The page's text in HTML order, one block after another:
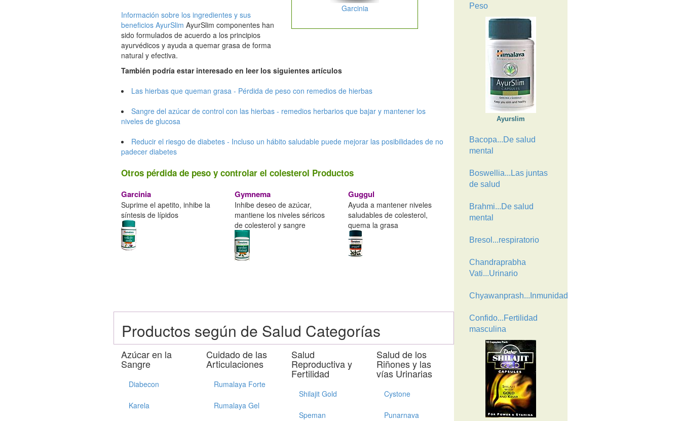
Información sobre los ingredientes y sus
beneficios AyurSlim AyurSlim componentes han
sido formulados de acuerdo a los principios
ayurvédicos y ayuda a quemar grasa de forma
natural y efectiva.
Garcinia
También podría estar interesado en leer los siguientes artículos
Las hierbas que queman grasa - Pérdida de peso con remedios de hierbas
Sangre del azúcar de control con las hierbas - remedios herbarios que bajar y mantener los
niveles de glucosa
Reducir el riesgo de diabetes - Incluso un hábito saludable puede mejorar las posibilidades de no
padecer diabetes
Otros pérdida de peso y controlar el colesterol Productos
Garcinia
Suprime el apetito, inhibe la
síntesis de lípidos
Gymnema
Inhibe deseo de azúcar,
mantiene los niveles séricos
de colesterol y sangre
Guggul
Ayuda a mantener niveles
saludables de colesterol,
quema la grasa
Productos según de Salud Categorías
Azúcar en la
Sangre
Diabecon
Karela
Cuidado de las
Articulaciones
Rumalaya Forte
Rumalaya Gel
Salud
Reproductiva y
Fertilidad
Shilajit Gold
Speman
Salud de los
Riñones y las
vías Urinarias
Cystone
Punarnava
Peso
Ayurslim
Bacopa...De salud
mental
Boswellia...Las juntas
de salud
Brahmi...De salud
mental
Bresol...respiratorio
Chandraprabha
Vati...Urinario
Chyawanprash...Inmunidad
Confido...Fertilidad
masculina